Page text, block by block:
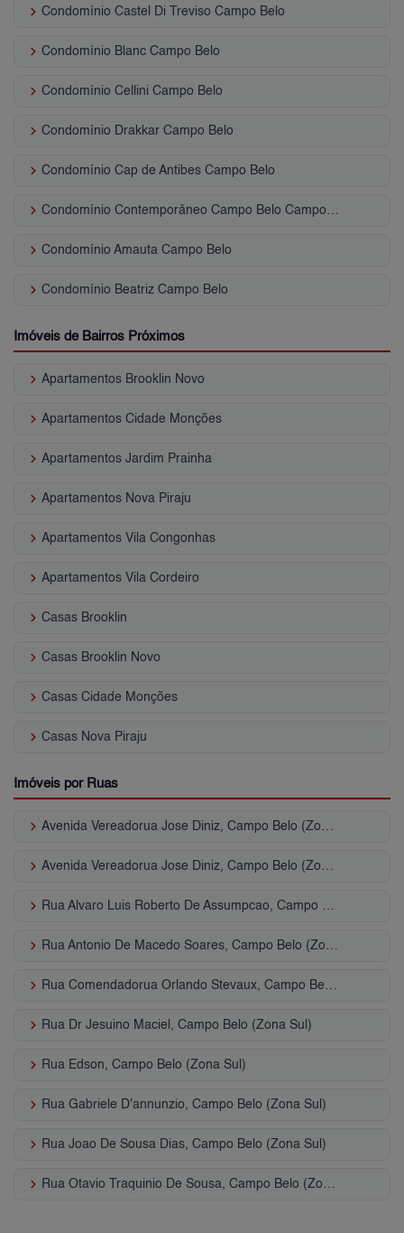
keyboard_arrow_right Condomínio Castel Di Treviso Campo Belo
keyboard_arrow_right Condomínio Blanc Campo Belo
keyboard_arrow_right Condomínio Cellini Campo Belo
keyboard_arrow_right Condomínio Drakkar Campo Belo
keyboard_arrow_right Condomínio Cap de Antibes Campo Belo
keyboard_arrow_right
keyboard_arrow_right Condomínio Amauta Campo Belo
keyboard_arrow_right Condomínio Beatriz Campo Belo
Imóveis de Bairros Próximos
keyboard_arrow_right Apartamentos Brooklin Novo
keyboard_arrow_right Apartamentos Cidade Monções
keyboard_arrow_right Apartamentos Jardim Prainha
keyboard_arrow_right Apartamentos Nova Piraju
keyboard_arrow_right Apartamentos Vila Congonhas
keyboard_arrow_right Apartamentos Vila Cordeiro
keyboard_arrow_right Casas Brooklin
keyboard_arrow_right Casas Brooklin Novo
keyboard_arrow_right Casas Cidade Monções
keyboard_arrow_right Casas Nova Piraju
Imóveis por Ruas
keyboard_arrow_right
keyboard_arrow_right
keyboard_arrow_right
keyboard_arrow_right
keyboard_arrow_right
keyboard_arrow_right Rua Dr Jesuino Maciel, Campo Belo (Zona Sul)
keyboard_arrow_right Rua Edson, Campo Belo (Zona Sul)
keyboard_arrow_right Rua Gabriele D'annunzio, Campo Belo (Zona Sul)
keyboard_arrow_right Rua Joao De Sousa Dias, Campo Belo (Zona Sul)
keyboard_arrow_right